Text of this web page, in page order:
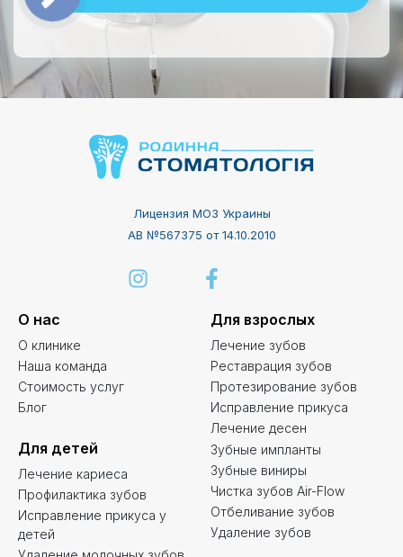
Лицензия МОЗ Украины
АВ №567375 от 14.10.2010
О нас
О клинике
Наша команда
Стоимость услуг
Блог
Для взрослых
Лечение зубов
Реставрация зубов
Протезирование зубов
Исправление прикуса
Лечение десен
Зубные импланты
Зубные виниры
Чистка зубов Air-Flow
Отбеливание зубов
Удаление зубов
Для детей
Лечение кариеса
Профилактика зубов
Исправление прикуса у
детей